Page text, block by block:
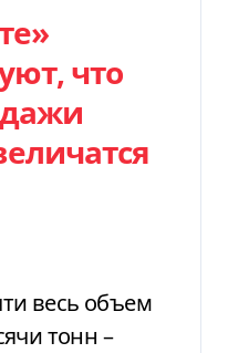
что
весь объем
тонн –